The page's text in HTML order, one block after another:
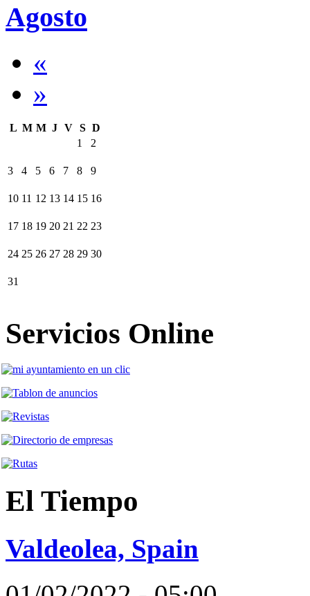
Agosto
«
»
L M M J V S D
1
2
3 4 5 6 7 8 9
10 11 12 13 14 15 16
17 18 19 20 21 22 23
24 25 26 27 28 29 30
31
Servicios Online
El Tiempo
Valdeolea, Spain